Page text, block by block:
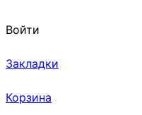
Войти
Закладки
Корзина